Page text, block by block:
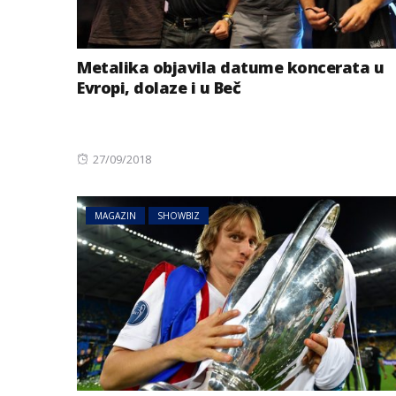
Metalika objavila datume koncerata u
Evropi, dolaze i u Beč
Posted
27/09/2018
MAGAZIN SHOWBIZ
kupatila:
vidio šta joj je
uslijedila hit